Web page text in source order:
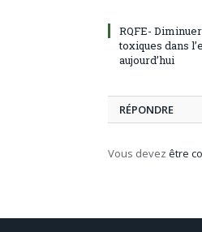
RQFE-
toxiques dans
aujourd’hui
RÉPONDRE
Vous devez être